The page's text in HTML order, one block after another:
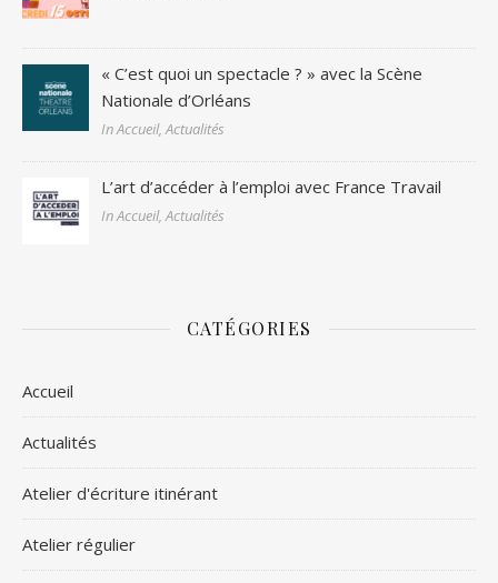
« C’est quoi un spectacle ? » avec la Scène
Nationale d’Orléans
In Accueil, Actualités
L’art d’accéder à l’emploi avec France Travail
In Accueil, Actualités
CATÉGORIES
Accueil
Actualités
Atelier d'écriture itinérant
Atelier régulier